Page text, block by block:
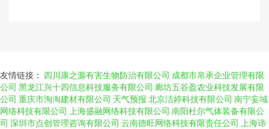
友情链接： 四川康之源有害生物防治有限公司 成都市帛承企业管理有限
公司 黑龙江兴十四信息科技服务有限公司 廊坊五谷盈农业科技发展有限
公司 重庆市淘淘建材有限公司 天气预报 北京洁婷科技有限公司 南宁妄域
网络科技有限公司
上海盛融网络科技有限公司 南阳杜尔气体装备有限公
司 深圳市点创管理咨询有限公司 云南德旺网络科技有限责任公司
上海谛